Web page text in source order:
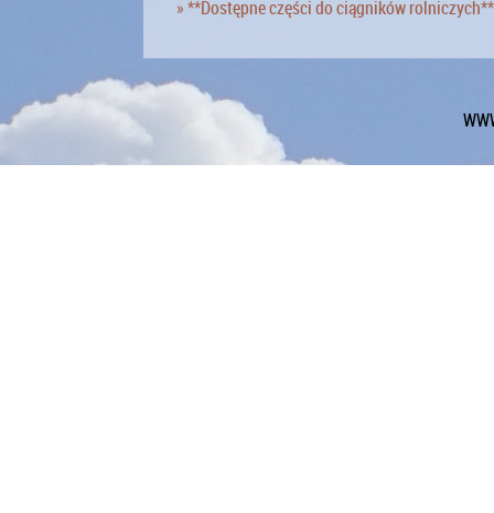
» **Dostępne części do ciągników rolniczych**